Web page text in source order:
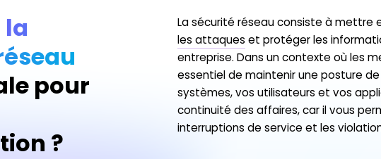
la
pour
?
La sécurité réseau consiste à
les attaques et protéger les
entreprise. Dans un contexte où les
essentiel de maintenir une posture
systèmes, vos utilisateurs et vos
continuité des affaires, car il vous
interruptions de service et les